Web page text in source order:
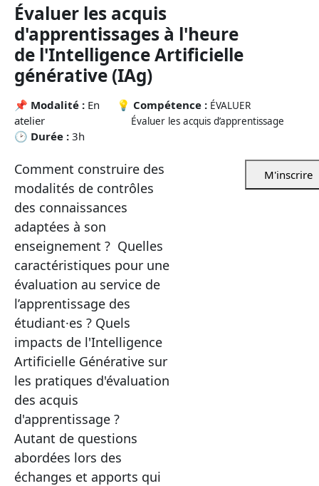
Évaluer les acquis
d'apprentissages à l'heure
de l'Intelligence Artificielle
générative (IAg)
📌 Modalité : En
atelier
🕑 Durée : 3h
💡 Compétence : ÉVALUER
Évaluer les acquis d’apprentissage
Comment construire des
modalités de contrôles
des connaissances
adaptées à son
enseignement ? Quelles
caractéristiques pour une
évaluation au service de
l’apprentissage des
étudiant·es ? Quels
impacts de l'Intelligence
Artificielle Générative sur
les pratiques d'évaluation
des acquis
d'apprentissage ?
Autant de questions
abordées lors des
échanges et apports qui
M'inscrire